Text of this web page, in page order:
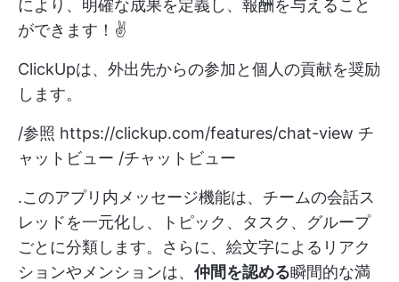
により、明確な成果を定義し、報酬を与えること
ができます！✌️
ClickUpは、外出先からの参加と個人の貢献を奨励
します。
/参照 https://clickup.com/features/chat-view チ
ャットビュー /チャットビュー
.このアプリ内メッセージ機能は、チームの会話ス
レッドを一元化し、トピック、タスク、グループ
ごとに分類します。さらに、絵文字によるリアク
ションやメンションは、 仲間を認める瞬間的な満